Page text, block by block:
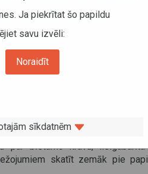
ierobežojumu brīvdienās un
par bīstamo kravu, lielgabarīta
skatīt zemāk pie
Ja piekrītat šo papildu
savu izvēli:
Noraidīt
sīkdatnēm